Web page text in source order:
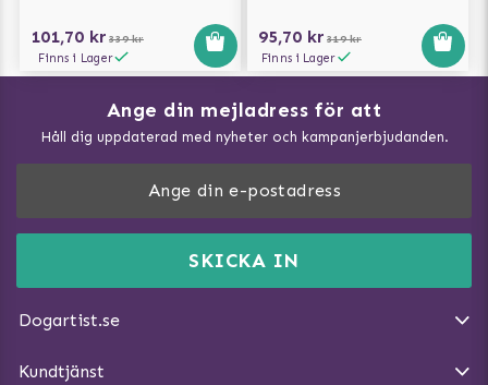
101,70 kr 339 kr
Finns i Lager
95,70 kr 319 kr
Finns i Lager
Ange din mejladress för att
Håll dig uppdaterad med nyheter och kampanjerbjudanden.
SKICKA IN
Dogartist.se
DogArtist.se drivs av:
E-post:info@dogartist.se
Kundtjänst
Ångra Köp
Vad kan hundar äta?
Träna Nose Work hemma
Så gör du promenaden roligare